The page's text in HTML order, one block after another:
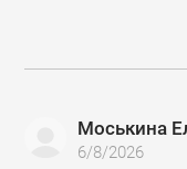
Моськина
6/8/2026